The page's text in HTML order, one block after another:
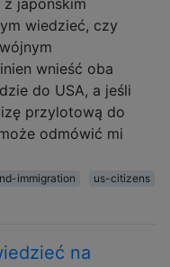
wiedzieć, czy
wnieść oba
do USA, a jeśli
przylotową do
odmówić mi
immigration
us-citizens
na